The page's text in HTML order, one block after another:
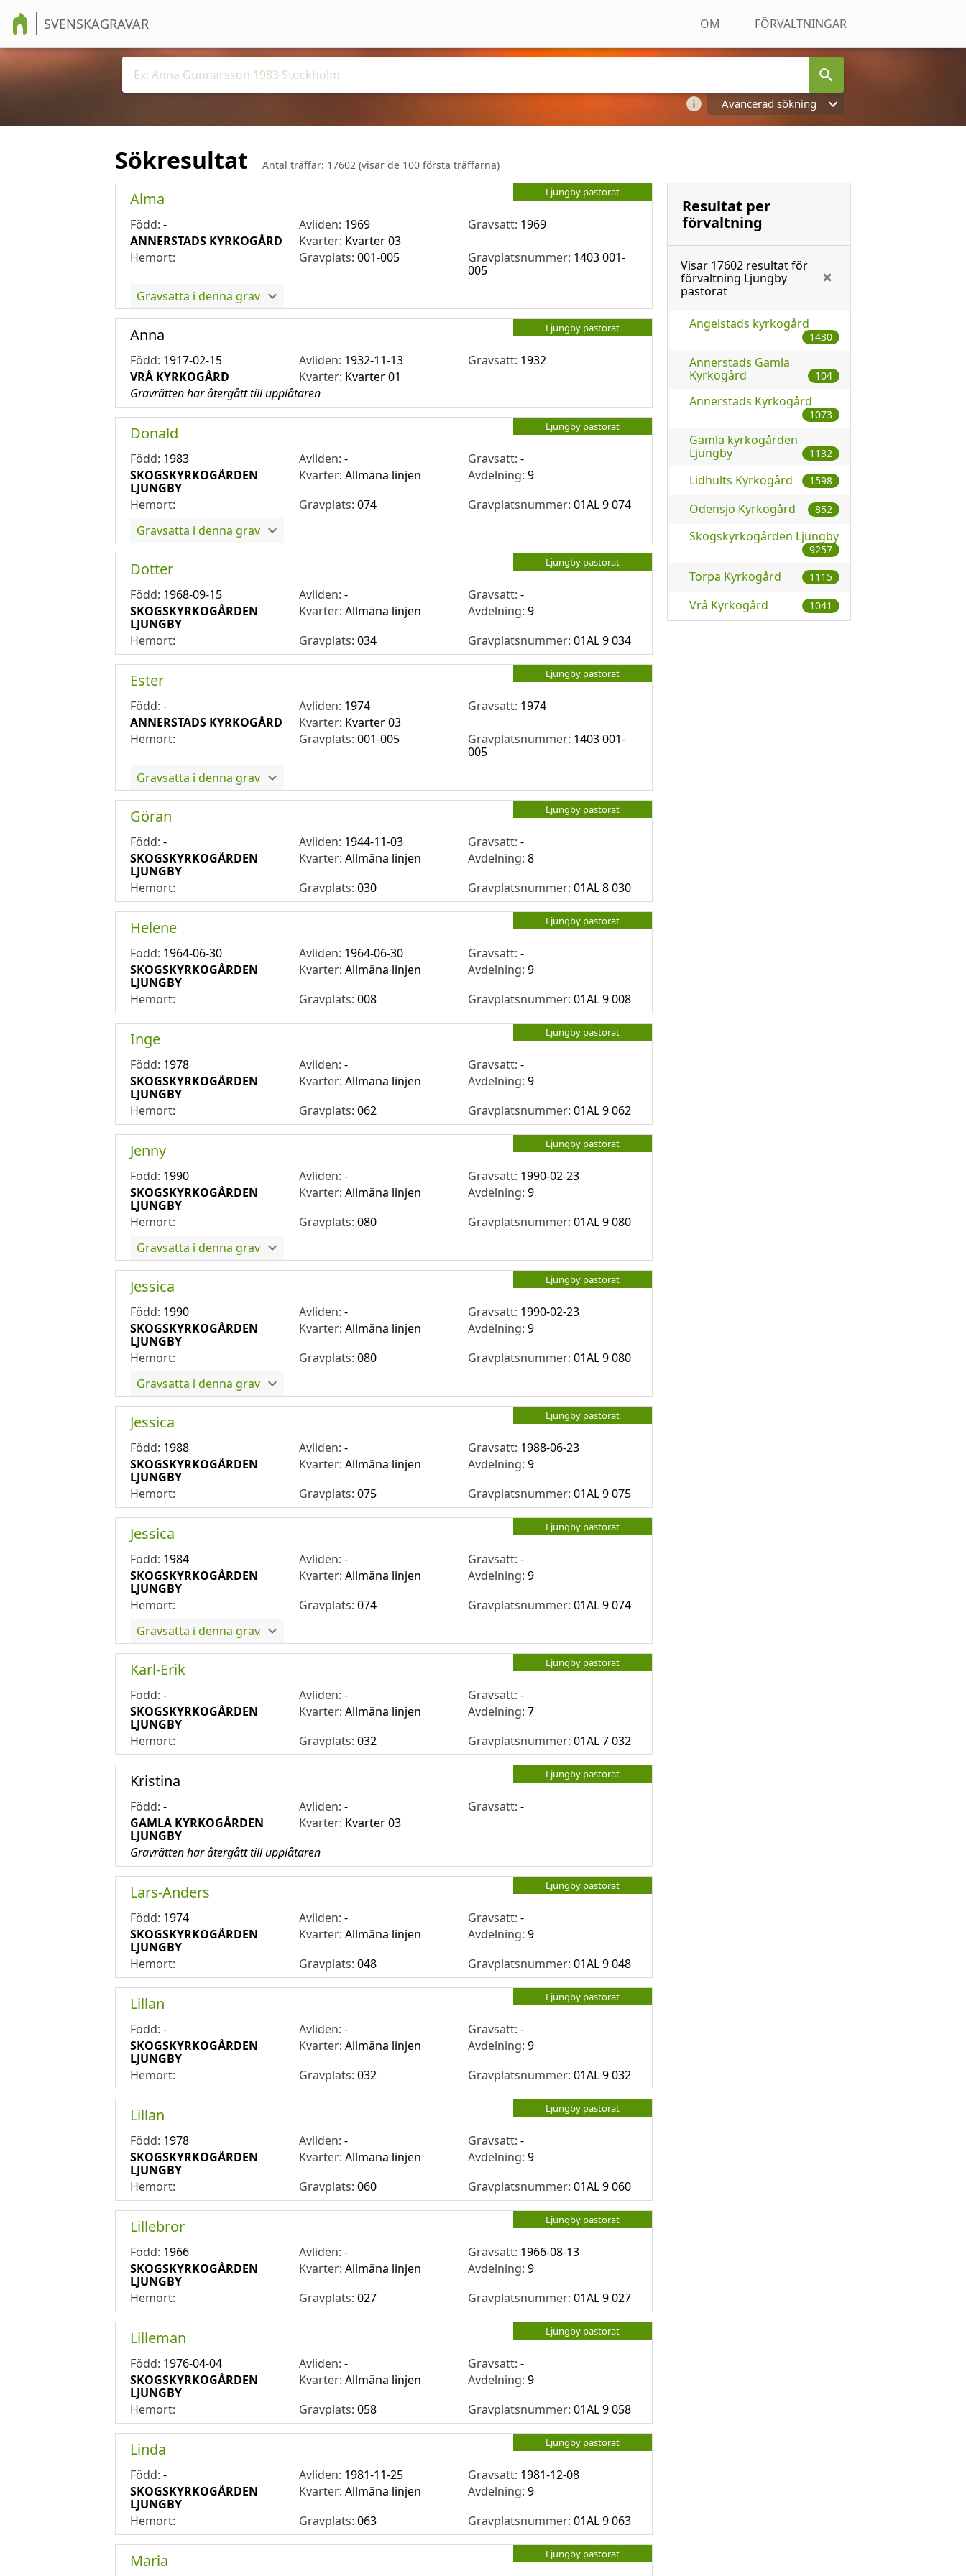
SVENSKAGRAVAR OM FÖRVALTNINGAR
Avancerad sökning
Sökresultat Antal träffar: 17602 (visar de 100 första träffarna)
Resultat per
förvaltning
Visar 17602 resultat för
förvaltning Ljungby
pastorat
Angelstads kyrkogård
1430
Annerstads Gamla
Kyrkogård
104
Annerstads Kyrkogård
1073
Gamla kyrkogården
Ljungby
1132
Lidhults Kyrkogård 1598
Odensjö Kyrkogård 852
Skogskyrkogården Ljungby
9257
Torpa Kyrkogård 1115
Vrå Kyrkogård 1041
Ljungby pastorat
Alma
Född: - Avliden: 1969 Gravsatt: 1969
ANNERSTADS KYRKOGÅRD
Kvarter: Kvarter 03
Hemort:
Gravplats:001-005 Gravplatsnummer: 1403 001-
005
Gravsatta i denna grav
Ljungby pastorat
Anna
Född: 1917-02-15 Avliden: 1932-11-13 Gravsatt: 1932
VRÅ KYRKOGÅRD
Kvarter: Kvarter 01
Gravrätten har återgått till upplåtaren
Ljungby pastorat
Donald
Född: 1983 Avliden:- Gravsatt:-
SKOGSKYRKOGÅRDEN
LJUNGBY
Kvarter:Allmäna linjen Avdelning:9
Hemort:
Gravplats:074 Gravplatsnummer: 01AL 9 074
Gravsatta i denna grav
Ljungby pastorat
Dotter
Född: 1968-09-15 Avliden:- Gravsatt:-
SKOGSKYRKOGÅRDEN
LJUNGBY
Kvarter:Allmäna linjen Avdelning:9
Hemort:
Gravplats:034 Gravplatsnummer: 01AL 9 034
Ljungby pastorat
Ester
Född: - Avliden: 1974 Gravsatt: 1974
ANNERSTADS KYRKOGÅRD
Kvarter: Kvarter 03
Hemort:
Gravplats:001-005 Gravplatsnummer: 1403 001-
005
Gravsatta i denna grav
Ljungby pastorat
Göran
Född: - Avliden: 1944-11-03 Gravsatt:-
SKOGSKYRKOGÅRDEN
LJUNGBY
Kvarter:Allmäna linjen Avdelning:8
Hemort:
Gravplats:030 Gravplatsnummer: 01AL 8 030
Ljungby pastorat
Helene
Född: 1964-06-30 Avliden: 1964-06-30 Gravsatt:-
SKOGSKYRKOGÅRDEN
LJUNGBY
Kvarter:Allmäna linjen Avdelning:9
Hemort:
Gravplats:008 Gravplatsnummer: 01AL 9 008
Ljungby pastorat
Inge
Född: 1978 Avliden:- Gravsatt:-
SKOGSKYRKOGÅRDEN
LJUNGBY
Kvarter:Allmäna linjen Avdelning:9
Hemort:
Gravplats:062 Gravplatsnummer: 01AL 9 062
Ljungby pastorat
Jenny
Född: 1990 Avliden:- Gravsatt: 1990-02-23
SKOGSKYRKOGÅRDEN
LJUNGBY
Kvarter:Allmäna linjen Avdelning:9
Hemort:
Gravplats:080 Gravplatsnummer: 01AL 9 080
Gravsatta i denna grav
Ljungby pastorat
Jessica
Född: 1990 Avliden:- Gravsatt: 1990-02-23
SKOGSKYRKOGÅRDEN
LJUNGBY
Kvarter:Allmäna linjen Avdelning:9
Hemort:
Gravplats:080 Gravplatsnummer: 01AL 9 080
Gravsatta i denna grav
Ljungby pastorat
Jessica
Född: 1988 Avliden:- Gravsatt: 1988-06-23
SKOGSKYRKOGÅRDEN
LJUNGBY
Kvarter:Allmäna linjen Avdelning:9
Hemort:
Gravplats:075 Gravplatsnummer: 01AL 9 075
Ljungby pastorat
Jessica
Född: 1984 Avliden:- Gravsatt:-
SKOGSKYRKOGÅRDEN
LJUNGBY
Kvarter:Allmäna linjen Avdelning:9
Hemort:
Gravplats:074 Gravplatsnummer: 01AL 9 074
Gravsatta i denna grav
Ljungby pastorat
Karl-Erik
Född: - Avliden:- Gravsatt:-
SKOGSKYRKOGÅRDEN
LJUNGBY
Kvarter:Allmäna linjen Avdelning:7
Hemort:
Gravplats:032 Gravplatsnummer: 01AL 7 032
Ljungby pastorat
Kristina
Född: - Avliden:- Gravsatt:-
GAMLA KYRKOGÅRDEN
LJUNGBY
Kvarter: Kvarter 03
Gravrätten har återgått till upplåtaren
Ljungby pastorat
Lars-Anders
Född: 1974 Avliden:- Gravsatt:-
SKOGSKYRKOGÅRDEN
LJUNGBY
Kvarter:Allmäna linjen Avdelning:9
Hemort:
Gravplats:048 Gravplatsnummer: 01AL 9 048
Ljungby pastorat
Lillan
Född: - Avliden:- Gravsatt:-
SKOGSKYRKOGÅRDEN
LJUNGBY
Kvarter:Allmäna linjen Avdelning:9
Hemort:
Gravplats:032 Gravplatsnummer: 01AL 9 032
Ljungby pastorat
Lillan
Född: 1978 Avliden:- Gravsatt:-
SKOGSKYRKOGÅRDEN
LJUNGBY
Kvarter:Allmäna linjen Avdelning:9
Hemort:
Gravplats:060 Gravplatsnummer: 01AL 9 060
Ljungby pastorat
Lillebror
Född: 1966 Avliden:- Gravsatt: 1966-08-13
SKOGSKYRKOGÅRDEN
LJUNGBY
Kvarter:Allmäna linjen Avdelning:9
Hemort:
Gravplats:027 Gravplatsnummer: 01AL 9 027
Ljungby pastorat
Lilleman
Född: 1976-04-04 Avliden:- Gravsatt:-
SKOGSKYRKOGÅRDEN
LJUNGBY
Kvarter:Allmäna linjen Avdelning:9
Hemort:
Gravplats:058 Gravplatsnummer: 01AL 9 058
Ljungby pastorat
Linda
Född: - Avliden: 1981-11-25 Gravsatt: 1981-12-08
SKOGSKYRKOGÅRDEN
LJUNGBY
Kvarter:Allmäna linjen Avdelning:9
Hemort:
Gravplats:063 Gravplatsnummer: 01AL 9 063
Ljungby pastorat
Maria